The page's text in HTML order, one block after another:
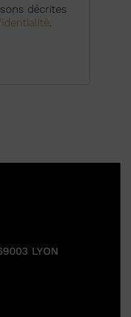
décrites
.
LYON